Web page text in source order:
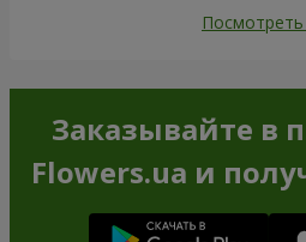
Посмотреть
Заказывайте в
Flowers.ua и